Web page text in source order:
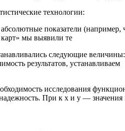
технологии:
абсолютные показатели
мы выявили те
следующие
результатов, устанавливаем
исследования
При к х и у —